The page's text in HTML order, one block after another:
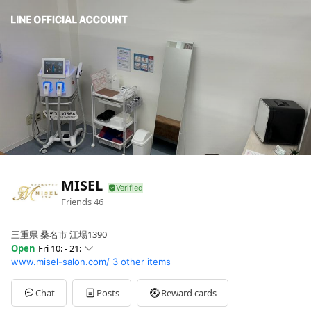
MISEL
Friends46
三重県 桑名市 江場1390
Open Fri 10: - 21:
Sun10: - 21:
Mon10: - 21:
Tue10: - 21:
WedClosed
www.misel-salon.com/ 3 other items
Chat Posts Reward cards